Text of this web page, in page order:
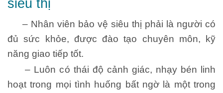
siêu thị
– Nhân viên bảo vệ siêu thị phải là người có
đủ sức khỏe, được đào tạo chuyên môn, kỹ
năng giao tiếp tốt.
– Luôn có thái độ cảnh giác, nhạy bén linh
hoạt trong mọi tình huống bất ngờ là một trong